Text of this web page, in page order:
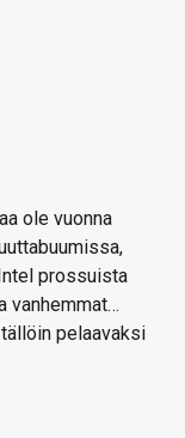
ole vuonna
prossuista
vanhemmat…
pelaavaksi